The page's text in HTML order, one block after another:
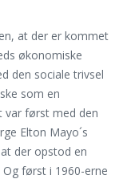
at der er kommet
økonomiske
den sociale trivsel
som en
var først med den
Elton Mayo´s
der opstod en
først i 1960-erne